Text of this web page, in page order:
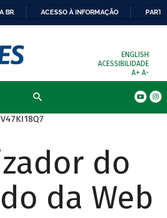
BR ACESSO À INFORMAÇÃO
ENGLISH
ACESSIBILIDADE
A+ A-
do
da Web